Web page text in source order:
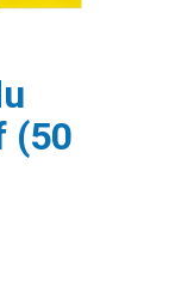
(50